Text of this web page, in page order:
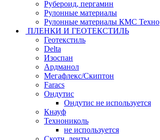
Рубероид, пергамин
Рулонные материалы
Рулонные материалы КМС Техно
ПЛЕНКИ И ГЕОТЕКСТИЛЬ
Геотекстиль
Delta
Изоспан
Ардманол
Мегафлекс/Скиптон
Faracs
Ондутис
Ондутис не используется
Кнауф
Технониколь
не используется